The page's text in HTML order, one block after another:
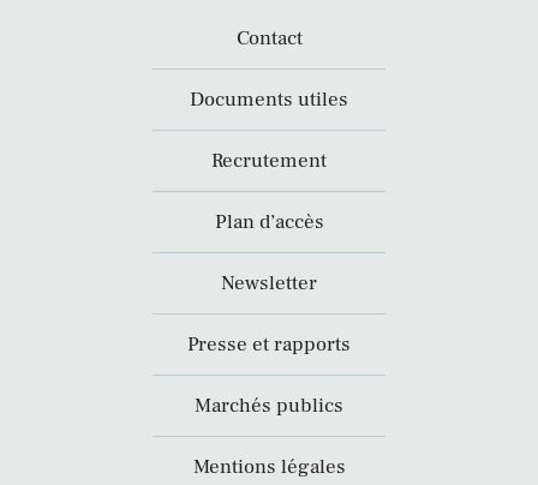
Contact
Documents utiles
Recrutement
Plan d’accès
Newsletter
Presse et rapports
Marchés publics
Mentions légales